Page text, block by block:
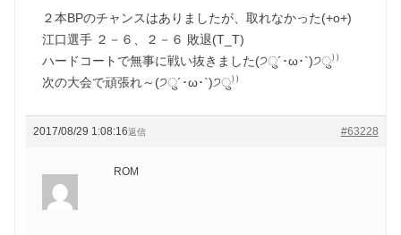
２本BPのチャンスはありましたが、取れなかった(+o+)
江口選手 ２－６、２－６ 敗退(T_T)
ハードコートで無事に戦い抜きました(੭ु´･ω･`)੭ु⁾⁾
次の大会で頑張れ～(੭ु´･ω･`)੭ु⁾⁾
2017/08/29 1:08:16 #63228
返信
ROM